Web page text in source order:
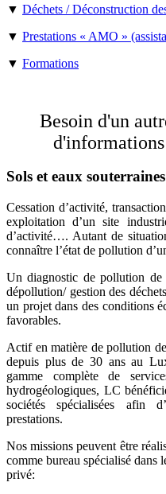
▼ Déchets / Déconstruction
▼ Prestations « AMO »
▼ Formations
Besoin d'un
Sols et eaux souterraines
Cessation d’activité,
exploitation d’un site
d’activité…. Autant de
connaître l’état de pollution
Un diagnostic de pollution de
dépollution/ gestion des
un projet dans des conditions
favorables.
Actif en matière de pollution
depuis plus de 30 ans au
gamme complète de
hydrogéologiques, LC
sociétés spécialisées afin
prestations.
Nos missions peuvent être
comme bureau spécialisé dans
privé: